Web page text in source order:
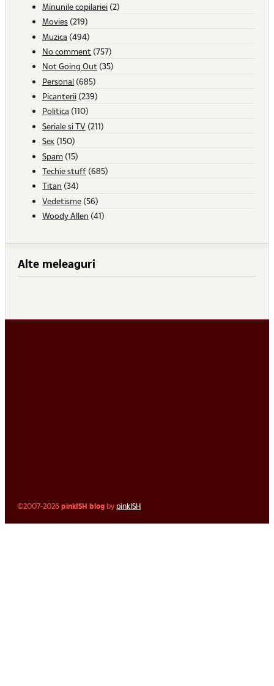
Minunile copilariei (2)
Movies (219)
Muzica (494)
No comment (757)
Not Going Out (35)
Personal (685)
Picanterii (239)
Politica (110)
Seriale si TV (211)
Sex (150)
Spam (15)
Techie stuff (685)
Titan (34)
Vedetisme (56)
Woody Allen (41)
Alte meleaguri
©2007-2026pinkISH blog bypinkISH